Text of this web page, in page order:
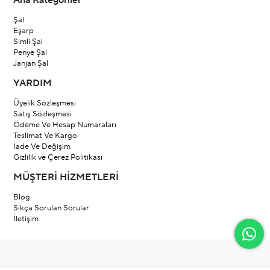
Şal
Eşarp
Simli Şal
Penye Şal
Janjan Şal
YARDIM
Üyelik Sözleşmesi
Satış Sözleşmesi
Ödeme Ve Hesap Numaraları
Teslimat Ve Kargo
İade Ve Değişim
Gizlilik ve Çerez Politikası
MÜŞTERİ HİZMETLERİ
Blog
Sıkça Sorulan Sorular
İletişim